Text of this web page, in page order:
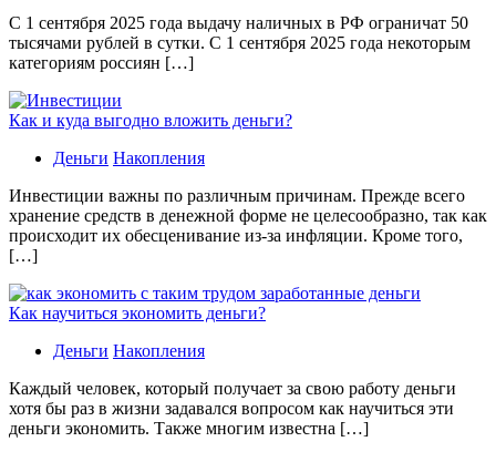
С 1 сентября 2025 года выдачу наличных в РФ ограничат 50
тысячами рублей в сутки. С 1 сентября 2025 года некоторым
категориям россиян […]
Как и куда выгодно вложить деньги?
Деньги Накопления
Инвестиции важны по различным причинам. Прежде всего
хранение средств в денежной форме не целесообразно, так как
происходит их обесценивание из-за инфляции. Кроме того,
[…]
Как научиться экономить деньги?
Деньги Накопления
Каждый человек, который получает за свою работу деньги
хотя бы раз в жизни задавался вопросом как научиться эти
деньги экономить. Также многим известна […]